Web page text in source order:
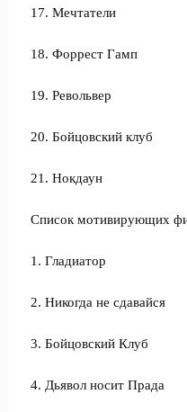
17. Мечтатели
18. Форрест Гамп
19. Револьвер
20. Бойцовский клуб
21. Нокдаун
Список мотивирующих
1. Гладиатор
2. Никогда не сдавайся
3. Бойцовский Клуб
4. Дьявол носит Прада